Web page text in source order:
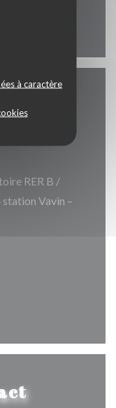
à caractère
RER B /
Vavin –